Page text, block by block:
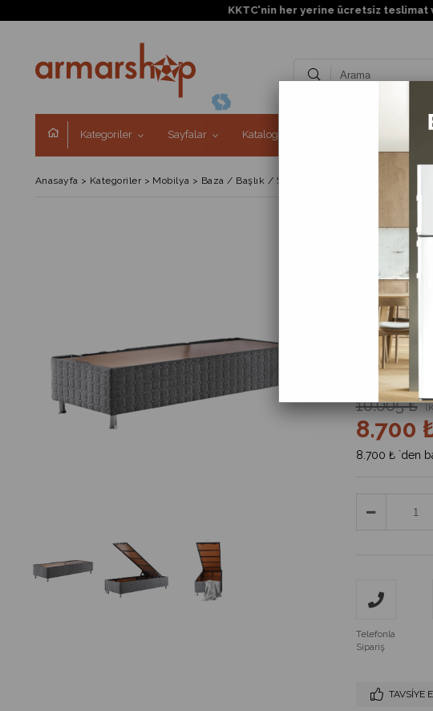
Kategoriler Sayfalar Kataloglar
Anasayfa > Kategoriler> Mobilya > Baza / Başlık / Şilte Butaş 90x190
Butaş
Tahmini Teslim
13İndirim
10.005 ₺
8.700
8.700 ₺ `den
Telefonla
Sipariş
TAVSIYE
KKTC'nin her yerine ücretsiz teslimat ve